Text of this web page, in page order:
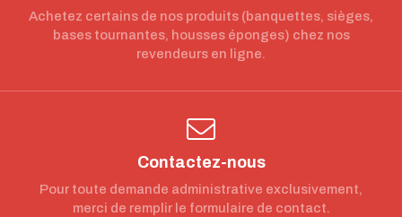
Achetez certains de nos produits (banquettes, sièges,
bases tournantes, housses éponges) chez nos
revendeurs en ligne.
Contactez-nous
Pour toute demande administrative exclusivement,
merci de remplir le formulaire de contact.